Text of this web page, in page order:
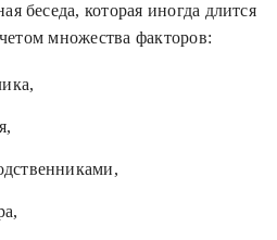
беседа, которая иногда длится
множества факторов: